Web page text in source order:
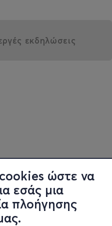
ώστε να
εσάς μια
πλοήγησης
εκδηλώσεις